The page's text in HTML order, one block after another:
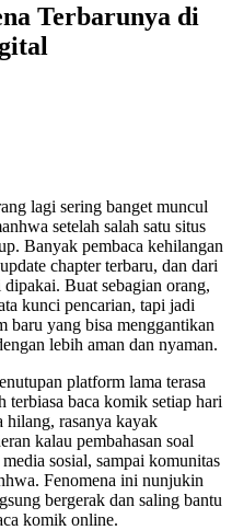
Terbarunya di
lagi sering banget muncul
setelah salah satu situs
Banyak pembaca kehilangan
chapter terbaru, dan dari
Buat sebagian orang,
kunci pencarian, tapi jadi
baru yang bisa menggantikan
lebih aman dan nyaman.
platform lama terasa
baca komik setiap hari
hilang, rasanya kayak
kalau pembahasan soal
sosial, sampai komunitas
Fenomena ini nunjukin
bergerak dan saling bantu
komik online.